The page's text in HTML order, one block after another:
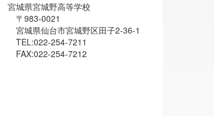
宮城県宮城野高等学校
〒983-0021
宮城県仙台市宮城野区田子2-36-1
TEL:022-254-7211
FAX:022-254-7212